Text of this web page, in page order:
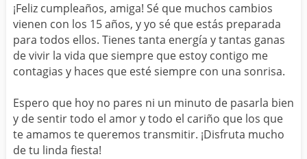
¡Feliz cumpleaños, amiga! Sé que muchos cambios
vienen con los 15 años, y yo sé que estás preparada
para todos ellos. Tienes tanta energía y tantas ganas
de vivir la vida que siempre que estoy contigo me
contagias y haces que esté siempre con una sonrisa.
Espero que hoy no pares ni un minuto de pasarla bien
y de sentir todo el amor y todo el cariño que los que
te amamos te queremos transmitir. ¡Disfruta mucho
de tu linda fiesta!